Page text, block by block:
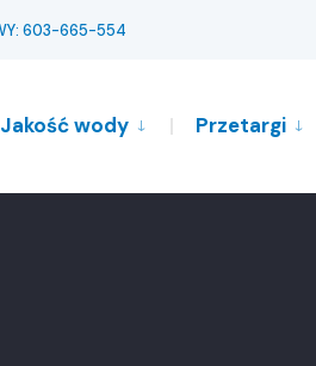
603-665-554
Jakość wody Przetargi